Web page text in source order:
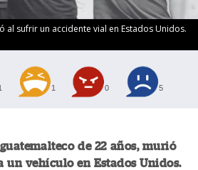
al sufrir un accidente vial en Estados Unidos.
1 0 5
de 22 años, murió
un vehículo en Estados Unidos.